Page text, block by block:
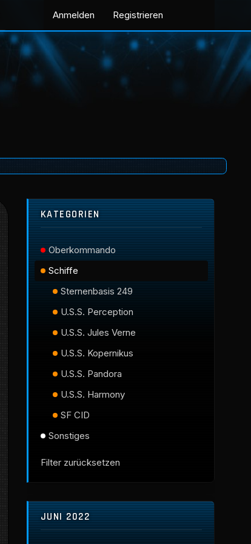
Anmelden Registrieren
KATEGORIEN
Oberkommando
Schiffe
Sternenbasis 249
U.S.S. Perception
U.S.S. Jules Verne
U.S.S. Kopernikus
U.S.S. Pandora
U.S.S. Harmony
SF CID
Sonstiges
Filter zurücksetzen
JUNI 2022